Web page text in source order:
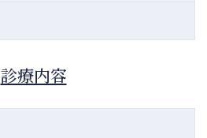
診療内容